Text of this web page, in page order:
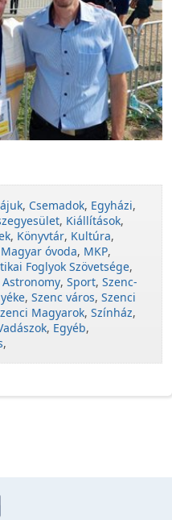
, Csemadok, Egyházi,
, Kiállítások,
, Könyvtár, Kultúra,
Magyar óvoda, MKP,
Foglyok Szövetsége,
Astronomy, Sport, Szenc-
, Szenc város, Szenci
Magyarok, Színház,
, Egyéb,
,